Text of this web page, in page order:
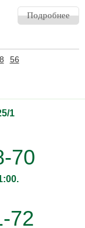
Cream with
внешних
Подробнее
56
1
70
72